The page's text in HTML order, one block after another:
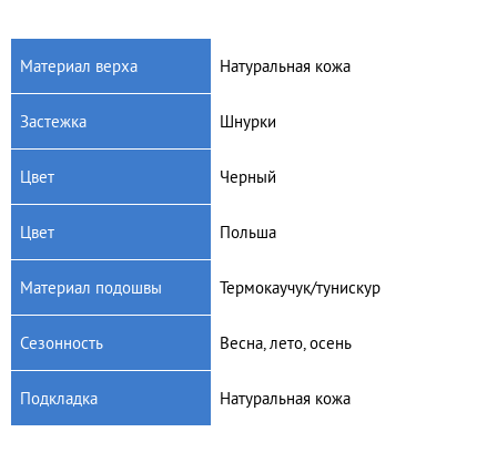
Материал верха Натуральная кожа
Застежка Шнурки
Цвет Черный
Цвет Польша
Материал подошвы Термокаучук/тунискур
Сезонность Весна, лето, осень
Подкладка Натуральная кожа